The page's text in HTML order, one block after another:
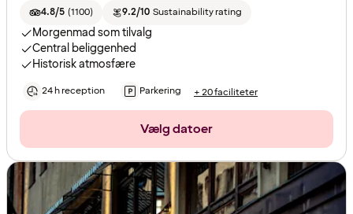
4.8/5 (1100) 9.2/10 Sustainability rating
Morgenmad som tilvalg
Central beliggenhed
Historisk atmosfære
24 h reception Parkering + 20 faciliteter
Vælg datoer